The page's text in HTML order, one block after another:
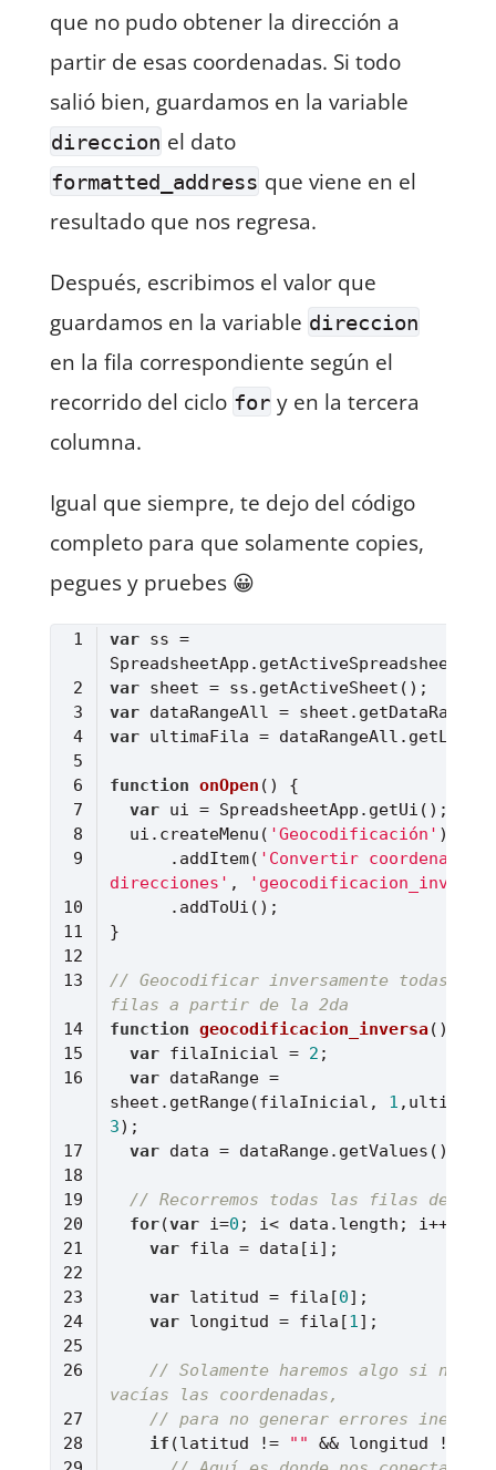
que no pudo obtener la dirección a
partir de esas coordenadas. Si todo
salió bien, guardamos en la variable
direccion el dato
formatted_address que viene en el
resultado que nos regresa.
Después, escribimos el valor que
guardamos en la variable direccion
en la fila correspondiente según el
recorrido del ciclo for y en la tercera
columna.
Igual que siempre, te dejo del código
completo para que solamente copies,
pegues y pruebes 😀
var ss =
var
var
var
function onOpen ( )
var
  ui.createMenu(
'Geocodificación'
      .addItem(
'Convertir coordenadas
direcciones' ,
// Geocodificar inversamente todas las
filas a partir de la 2da
function geocodificacion_inversa( )
var filaInicial = 2
var dataRange =
sheet.getRange(filaInicial, 1
3
var
// Recorremos todas las filas del
for(var i=0
var
var latitud = fila[0
var longitud = fila[1
// Solamente haremos algo si no
vacías las coordenadas,
// para no generar errores
if (latitud != "" && longitud !=